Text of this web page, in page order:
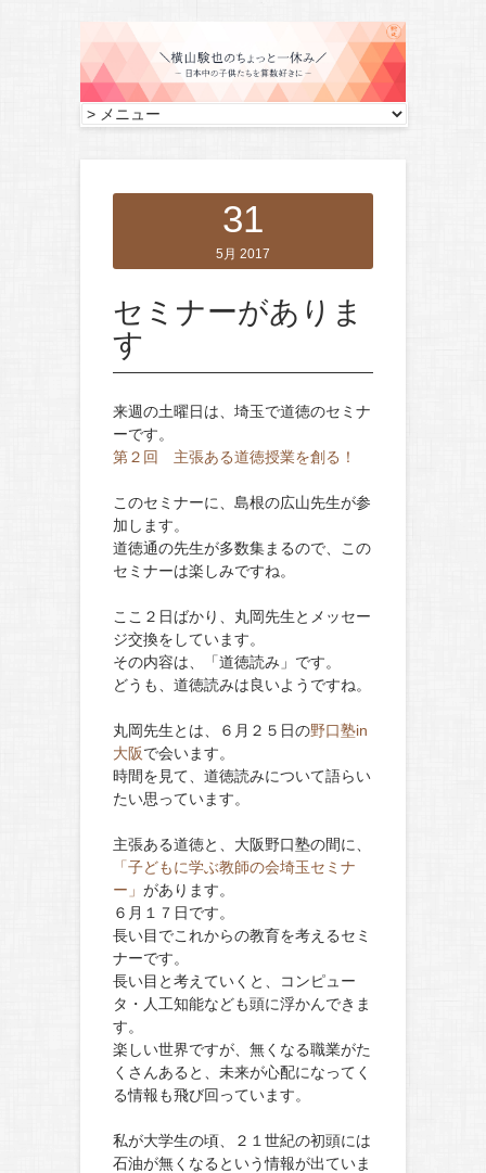
31
5月 2017
セミナーがありま
す
来週の土曜日は、埼玉で道徳のセミナ
ーです。
第２回 主張ある道徳授業を創る！
このセミナーに、島根の広山先生が参
加します。
道徳通の先生が多数集まるので、この
セミナーは楽しみですね。
ここ２日ばかり、丸岡先生とメッセー
ジ交換をしています。
その内容は、「道徳読み」です。
どうも、道徳読みは良いようですね。
丸岡先生とは、６月２５日の野口塾in
大阪で会います。
時間を見て、道徳読みについて語らい
たい思っています。
主張ある道徳と、大阪野口塾の間に、
「子どもに学ぶ教師の会埼玉セミナ
ー」 があります。
６月１７日です。
長い目でこれからの教育を考えるセミ
ナーです。
長い目と考えていくと、コンピュー
タ・人工知能なども頭に浮かんできま
す。
楽しい世界ですが、無くなる職業がた
くさんあると、未来が心配になってく
る情報も飛び回っています。
私が大学生の頃、２１世紀の初頭には
石油が無くなるという情報が出ていま